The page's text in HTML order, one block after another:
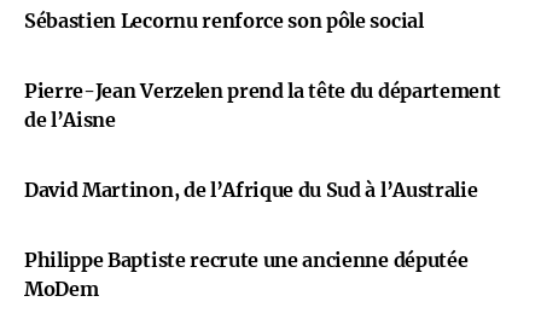
Sébastien Lecornu renforce son pôle social
Pierre-Jean Verzelen prend la tête du département
de l’Aisne
David Martinon, de l’Afrique du Sud à l’Australie
Philippe Baptiste recrute une ancienne députée
MoDem